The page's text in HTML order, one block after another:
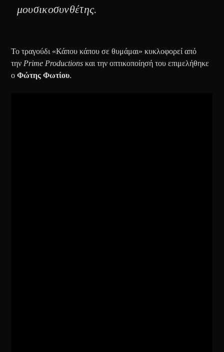
μουσικοσυνθέτης.
Το τραγούδι «Κάπου κάπου σε θυμάμαι» κυκλοφορεί από
την Prime Productions και την οπτικοποίησή του επιμελήθηκε
οΦώτης Φωτίου.